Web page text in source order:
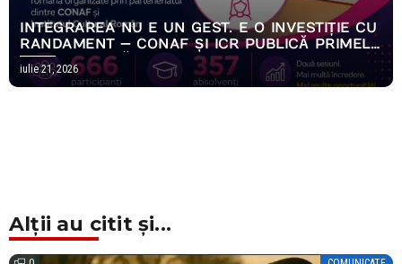
INTEGRAREA NU E UN GEST. E O INVESTIȚIE CU
RANDAMENT — CONAF ȘI ICR PUBLICĂ PRIMELE
REZULTATE MĂSURABILE ALE PROGRAMULUI
EMPOWERING HOPE
iulie 21, 2026
Alții au citit și...